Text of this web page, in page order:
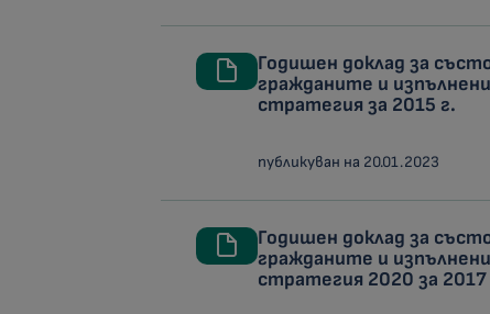
Годишен доклад за
гражданите и
стратегия за 2015 г.
публикуван на 20.01.2023
Годишен доклад за
гражданите и
стратегия 2020 за 2017